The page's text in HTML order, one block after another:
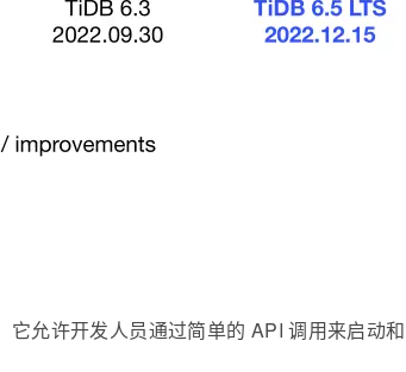
允许开发人员通过简单的 API 调用来启动